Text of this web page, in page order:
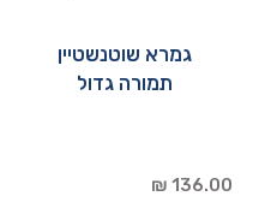
גמרא שוטנשטיין
תמורה גדול
136.00 ₪